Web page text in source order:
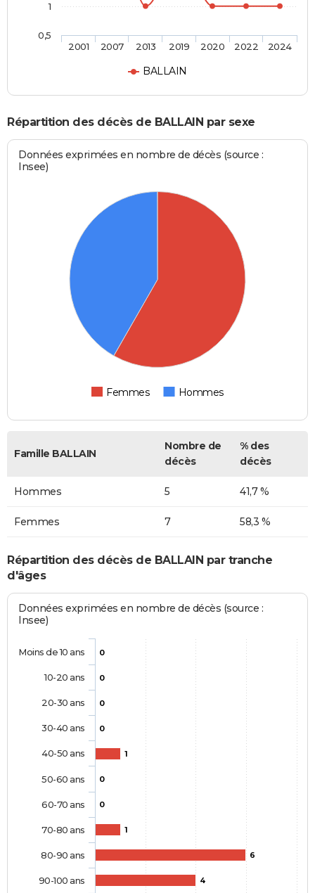
BALLAIN
2001 2007 2013 2019 2020 2022 2024
0,5
1
Répartition des décès de BALLAIN par sexe
Données exprimées en nombre de décès (source :
Insee)
Femmes Hommes
Famille BALLAIN
Nombre de
décès
% des
décès
Hommes 5 41,7 %
Femmes 7 58,3 %
Répartition des décès de BALLAIN par tranche
d'âges
Données exprimées en nombre de décès (source :
Insee)
0
0
0
0
1
0
0
1
6
4
Moins de 10 ans
10-20 ans
20-30 ans
30-40 ans
40-50 ans
50-60 ans
60-70 ans
70-80 ans
80-90 ans
90-100 ans